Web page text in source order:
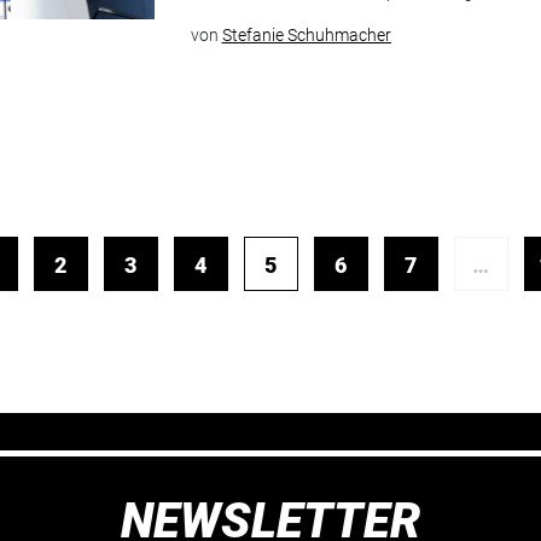
von Stefanie Schuhmacher
2 3 4 5 6 7 …
NEWSLETTER